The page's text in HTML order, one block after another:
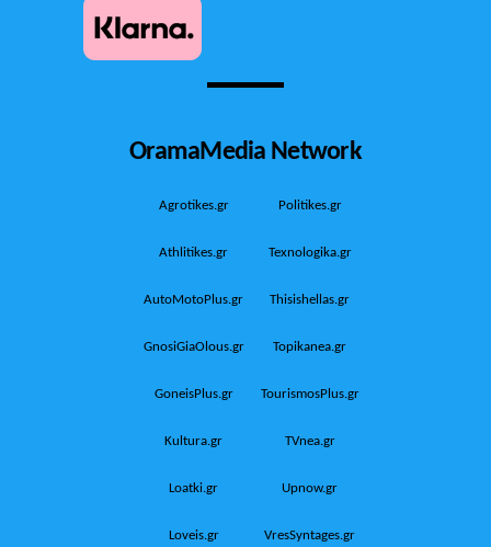
OramaMedia Network
Agrotikes.gr Politikes.gr
Athlitikes.gr Texnologika.gr
AutoMotoPlus.gr Thisishellas.gr
GnosiGiaOlous.gr Topikanea.gr
GoneisPlus.gr TourismosPlus.gr
Kultura.gr TVnea.gr
Loatki.gr Upnow.gr
Loveis.gr VresSyntages.gr